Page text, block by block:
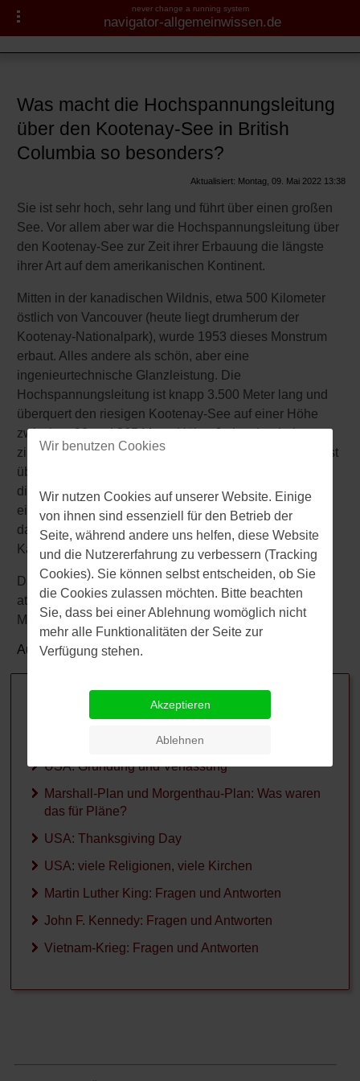
never change a running system
navigator-allgemeinwissen.de
Was macht die Hochspannungsleitung
über den Kootenay-See in British
Columbia so besonders?
Aktualisiert: Montag, 09. Mai 2022 13:38
Sie ist sehr hoch, sehr lang und führt über einen großen
See. Vor allem aber war die Hochspannungsleitung über
den Kootenay-See zur Zeit ihrer Erbauung die längste
ihrer Art auf dem amerikanischen Kontinent.
Mitten in der kanadischen Wildnis, etwa 500 Kilometer
östlich von Vancouver (heute liegt drumherum der
Kootenay-Nationalpark), wurde 1953 dieses Monstrum
erbaut. Alles andere als schön, aber eine
ingenieurtechnische Glanzleistung. Die
Hochspannungsleitung ist knapp 3.500 Meter lang und
überquert den riesigen Kootenay-See auf einer Höhe
zwischen 90 und 365 Meter Höhe. Jedes der drei
zinküberzogenen Kabel, die den See von Ost nach West
überbrücken, wiegt 18 Tonnen. Um diese Ungetüme in
die Luft zu bekommen, ohne dass sie davor in den See
eintauchen (das hätte sie untauglich gemacht), wurden
damals zunächst riesige Pontons gebaut, auf denen die
Kabel während der Hochhiefarbeiten lagerten.
Das alles macht die Hochspanungsleitung nicht
attraktiver, aber es ist schon bemerkenswert, wozu der
Mensch so in der Lage ist.
Autor: Dr.Jörg Zorn
"Checks and Balances" – was bedeutet das?
Was geschah im Jahr 1832?
USA: Gründung und Verfassung
Marshall-Plan und Morgenthau-Plan: Was waren
das für Pläne?
USA: Thanksgiving Day
USA: viele Religionen, viele Kirchen
Martin Luther King: Fragen und Antworten
John F. Kennedy: Fragen und Antworten
Vietnam-Krieg: Fragen und Antworten
Navigator-Medizin.de
► Krankheiten
► Diagnostik & Laborwerte
► Medikamente
► Gesundheitsthemen
Kanada
über dem Kootenay-See
Labrador und Neufundland
Wir benutzen Cookies
Wir nutzen Cookies auf unserer Website. Einige
von ihnen sind essenziell für den Betrieb der
Seite, während andere uns helfen, diese Website
und die Nutzererfahrung zu verbessern (Tracking
Cookies). Sie können selbst entscheiden, ob Sie
die Cookies zulassen möchten. Bitte beachten
Sie, dass bei einer Ablehnung womöglich nicht
mehr alle Funktionalitäten der Seite zur
Verfügung stehen.
Akzeptieren
Ablehnen